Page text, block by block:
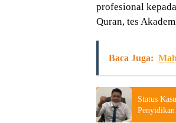
profesional
Quran, tes
Baca Juga:
Status
Penyidikan